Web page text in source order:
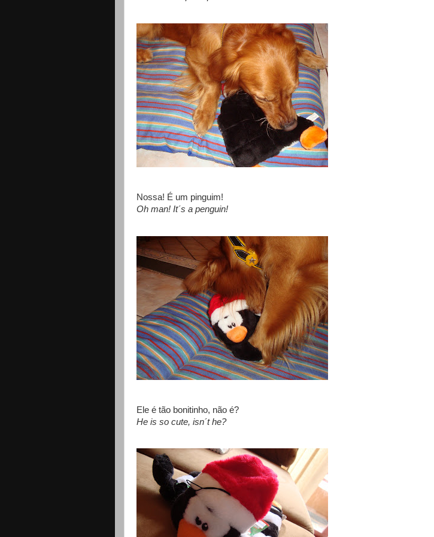
Nossa! É um pinguim!
Oh man! It´s a penguin!
Ele é tão bonitinho, não é?
He is so cute, isn´t he?